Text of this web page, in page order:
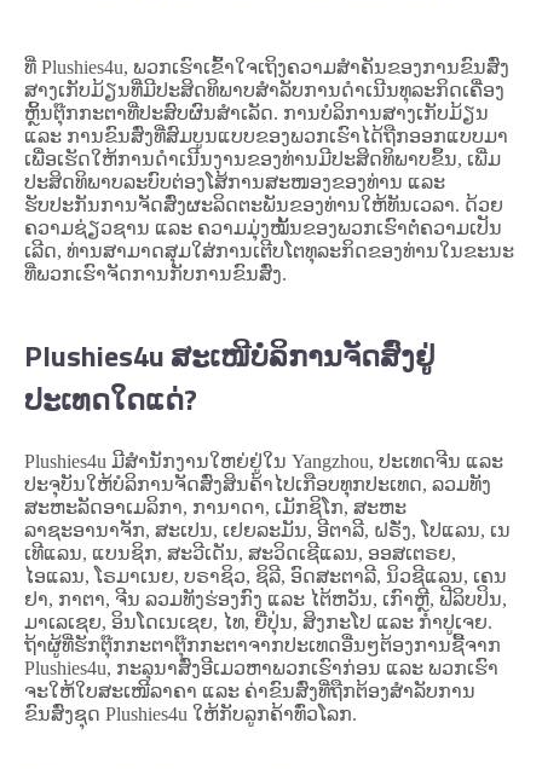
ທີ່ Plushies4u, ພວກເຮົາເຂົ້າໃຈເຖິງຄວາມສຳຄັນຂອງການຂົນສົ່ງ
ສາງເກັບມ້ຽນທີ່ມີປະສິດທິພາບສຳລັບການດຳເນີນທຸລະກິດເຄື່ອງ
ຫຼິ້ນຕຸ໊ກກະຕາທີ່ປະສົບຜົນສຳເລັດ. ການບໍລິການສາງເກັບມ້ຽນ
ແລະ ການຂົນສົ່ງທີ່ສົມບູນແບບຂອງພວກເຮົາໄດ້ຖືກອອກແບບມາ
ເພື່ອເຮັດໃຫ້ການດຳເນີນງານຂອງທ່ານມີປະສິດທິພາບຂຶ້ນ, ເພີ່ມ
ປະສິດທິພາບລະບົບຕ່ອງໂສ້ການສະໜອງຂອງທ່ານ ແລະ
ຮັບປະກັນການຈັດສົ່ງຜະລິດຕະພັນຂອງທ່ານໃຫ້ທັນເວລາ. ດ້ວຍ
ຄວາມຊ່ຽວຊານ ແລະ ຄວາມມຸ່ງໝັ້ນຂອງພວກເຮົາຕໍ່ຄວາມເປັນ
ເລີດ, ທ່ານສາມາດສຸມໃສ່ການເຕີບໂຕທຸລະກິດຂອງທ່ານໃນຂະນະ
ທີ່ພວກເຮົາຈັດການກັບການຂົນສົ່ງ.
Plushies4u ສະເໜີບໍລິການຈັດສົ່ງຢູ່
ປະເທດໃດແດ່?
Plushies4u ມີສຳນັກງານໃຫຍ່ຢູ່ໃນ Yangzhou, ປະເທດຈີນ ແລະ
ປະຈຸບັນໃຫ້ບໍລິການຈັດສົ່ງສິນຄ້າໄປເກືອບທຸກປະເທດ, ລວມທັງ
ສະຫະລັດອາເມລິກາ, ການາດາ, ເມັກຊິໂກ, ສະຫະ
ລາຊະອານາຈັກ, ສະເປນ, ເຢຍລະມັນ, ອີຕາລີ, ຝຣັ່ງ, ໂປແລນ, ເນ
ເທີແລນ, ແບນຊິກ, ສະວີເດັນ, ສະວິດເຊີແລນ, ອອສເຕຣຍ,
ໄອແລນ, ໂຣມາເນຍ, ບຣາຊິວ, ຊິລີ, ອົດສະຕາລີ, ນິວຊີແລນ, ເຄນ
ຢາ, ກາຕາ, ຈີນ ລວມທັງຮ່ອງກົງ ແລະ ໄຕ້ຫວັນ, ເກົາຫຼີ, ຟີລິບປິນ,
ມາເລເຊຍ, ອິນໂດເນເຊຍ, ໄທ, ຍີ່ປຸ່ນ, ສິງກະໂປ ແລະ ກຳປູເຈຍ.
ຖ້າຜູ້ທີ່ຮັກຕຸ໊ກກະຕາຕຸ໊ກກະຕາຈາກປະເທດອື່ນໆຕ້ອງການຊື້ຈາກ
Plushies4u, ກະລຸນາສົ່ງອີເມວຫາພວກເຮົາກ່ອນ ແລະ ພວກເຮົາ
ຈະໃຫ້ໃບສະເໜີລາຄາ ແລະ ຄ່າຂົນສົ່ງທີ່ຖືກຕ້ອງສຳລັບການ
ຂົນສົ່ງຊຸດ Plushies4u ໃຫ້ກັບລູກຄ້າທົ່ວໂລກ.